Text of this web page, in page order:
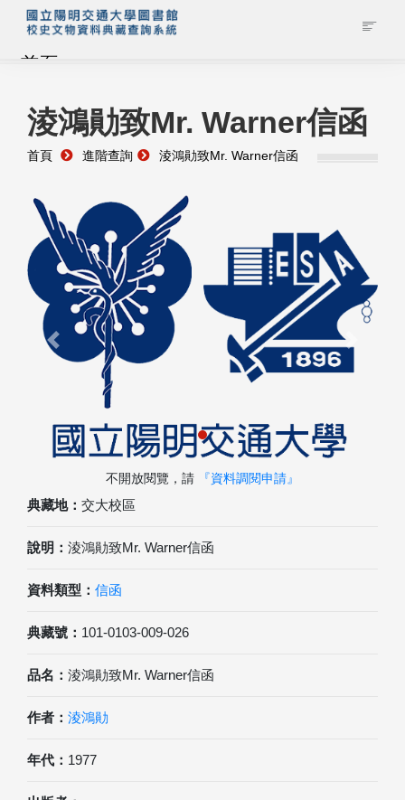
首頁
藏品查詢
校史館簡介
藏品清單全覽
資料調閱申請
管理者登入
淩鴻勛致Mr. Warner信函
首頁 進階查詢 淩鴻勛致Mr. Warner信函
典藏地： 交大校區
說明： 淩鴻勛致Mr. Warner信函
資料類型： 信函
典藏號： 101-0103-009-026
品名： 淩鴻勛致Mr. Warner信函
作者： 淩鴻勛
年代： 1977
Previous Next
不開放閱覽，請 『資料調閱申請』